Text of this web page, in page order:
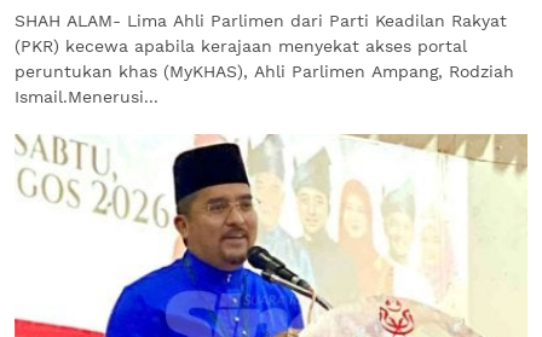
SHAH ALAM- Lima Ahli Parlimen dari Parti Keadilan Rakyat
(PKR) kecewa apabila kerajaan menyekat akses portal
peruntukan khas (MyKHAS), Ahli Parlimen Ampang, Rodziah
Ismail.Menerusi...